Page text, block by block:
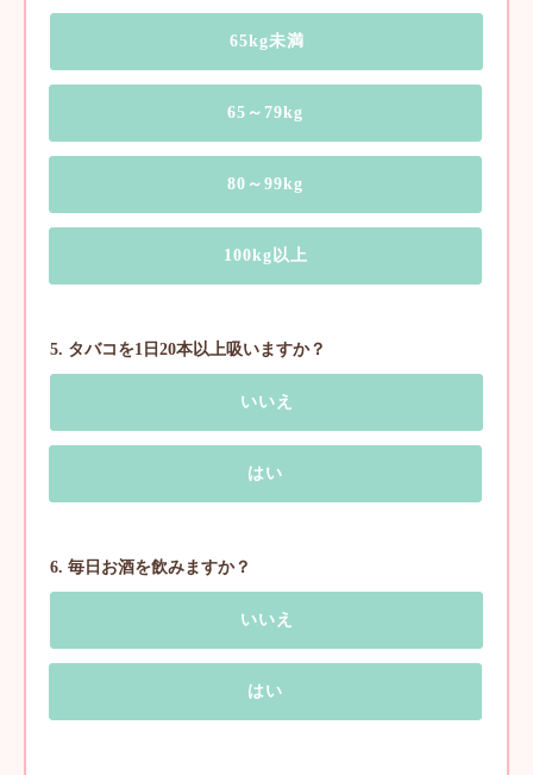
65kg未満
65～79kg
80～99kg
100kg以上
5. タバコを1日20本以上吸いますか？
いいえ
はい
6. 毎日お酒を飲みますか？
いいえ
はい